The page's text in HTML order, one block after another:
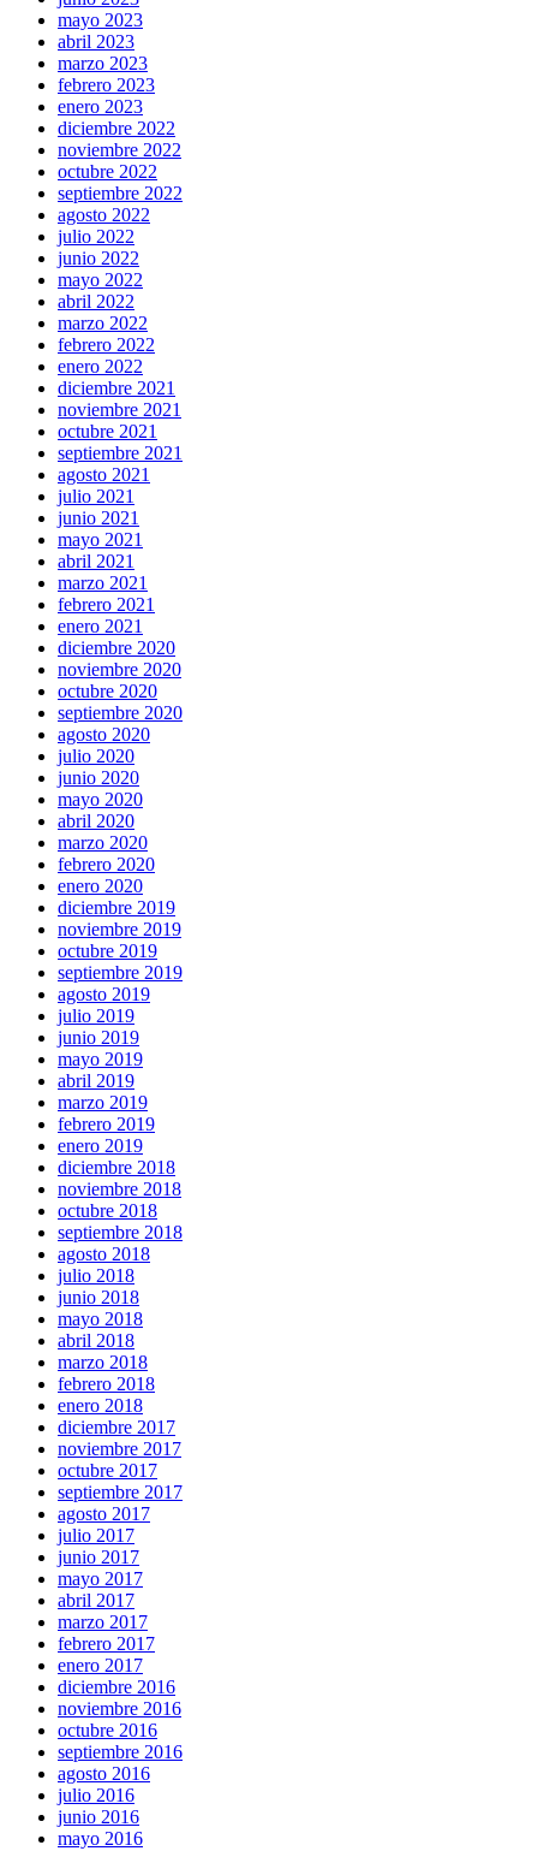
mayo 2023
abril 2023
marzo 2023
febrero 2023
enero 2023
diciembre 2022
noviembre 2022
octubre 2022
septiembre 2022
agosto 2022
julio 2022
junio 2022
mayo 2022
abril 2022
marzo 2022
febrero 2022
enero 2022
diciembre 2021
noviembre 2021
octubre 2021
septiembre 2021
agosto 2021
julio 2021
junio 2021
mayo 2021
abril 2021
marzo 2021
febrero 2021
enero 2021
diciembre 2020
noviembre 2020
octubre 2020
septiembre 2020
agosto 2020
julio 2020
junio 2020
mayo 2020
abril 2020
marzo 2020
febrero 2020
enero 2020
diciembre 2019
noviembre 2019
octubre 2019
septiembre 2019
agosto 2019
julio 2019
junio 2019
mayo 2019
abril 2019
marzo 2019
febrero 2019
enero 2019
diciembre 2018
noviembre 2018
octubre 2018
septiembre 2018
agosto 2018
julio 2018
junio 2018
mayo 2018
abril 2018
marzo 2018
febrero 2018
enero 2018
diciembre 2017
noviembre 2017
octubre 2017
septiembre 2017
agosto 2017
julio 2017
junio 2017
mayo 2017
abril 2017
marzo 2017
febrero 2017
enero 2017
diciembre 2016
noviembre 2016
octubre 2016
septiembre 2016
agosto 2016
julio 2016
junio 2016
mayo 2016